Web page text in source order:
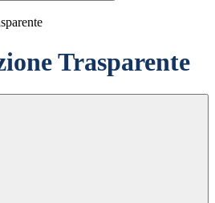
Trasparente